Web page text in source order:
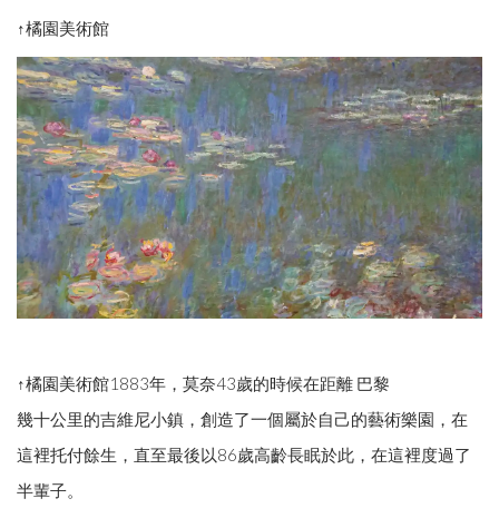
↑橘園美術館
↑橘園美術館1883年，莫奈43歲的時候在距離 巴黎
幾十公里的吉維尼小鎮，創造了一個屬於自己的藝術樂園，在
這裡托付餘生，直至最後以86歲高齡長眠於此，在這裡度過了
半輩子。